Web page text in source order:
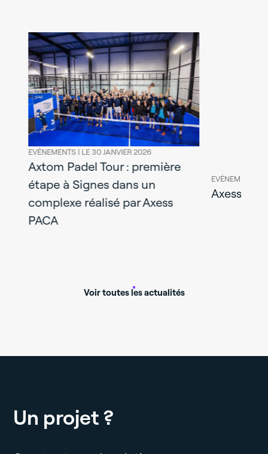
EVÈNEMENTS | LE 30 JANVIER 2026
Axtom Padel Tour : première
étape à Signes dans un
complexe réalisé par Axess
PACA
EVÈNEMENTS |
Axess au
Voir toutes les actualités
Un projet ?